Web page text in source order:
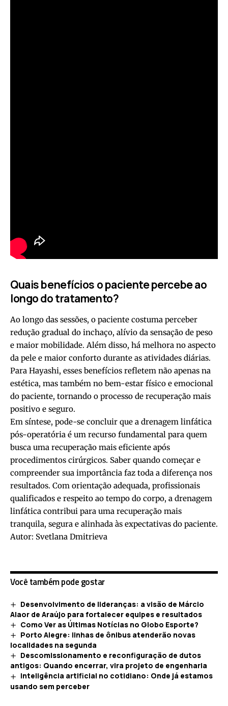
Quais benefícios o paciente percebe ao
longo do tratamento?
Ao longo das sessões, o paciente costuma perceber
redução gradual do inchaço, alívio da sensação de peso
e maior mobilidade. Além disso, há melhora no aspecto
da pele e maior conforto durante as atividades diárias.
Para Hayashi, esses benefícios refletem não apenas na
estética, mas também no bem-estar físico e emocional
do paciente, tornando o processo de recuperação mais
positivo e seguro.
Em síntese, pode-se concluir que a drenagem linfática
pós-operatória é um recurso fundamental para quem
busca uma recuperação mais eficiente após
procedimentos cirúrgicos. Saber quando começar e
compreender sua importância faz toda a diferença nos
resultados. Com orientação adequada, profissionais
qualificados e respeito ao tempo do corpo, a drenagem
linfática contribui para uma recuperação mais
tranquila, segura e alinhada às expectativas do paciente.
Autor: Svetlana Dmitrieva
Você também pode gostar
Desenvolvimento de lideranças: a visão de Márcio
Alaor de Araújo para fortalecer equipes e resultados
Como Ver as Últimas Notícias no Globo Esporte?
Porto Alegre: linhas de ônibus atenderão novas
localidades na segunda
Descomissionamento e reconfiguração de dutos
antigos: Quando encerrar, vira projeto de engenharia
Inteligência artificial no cotidiano: Onde já estamos
usando sem perceber